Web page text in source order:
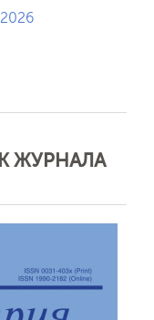
2026
ЖУРНАЛА